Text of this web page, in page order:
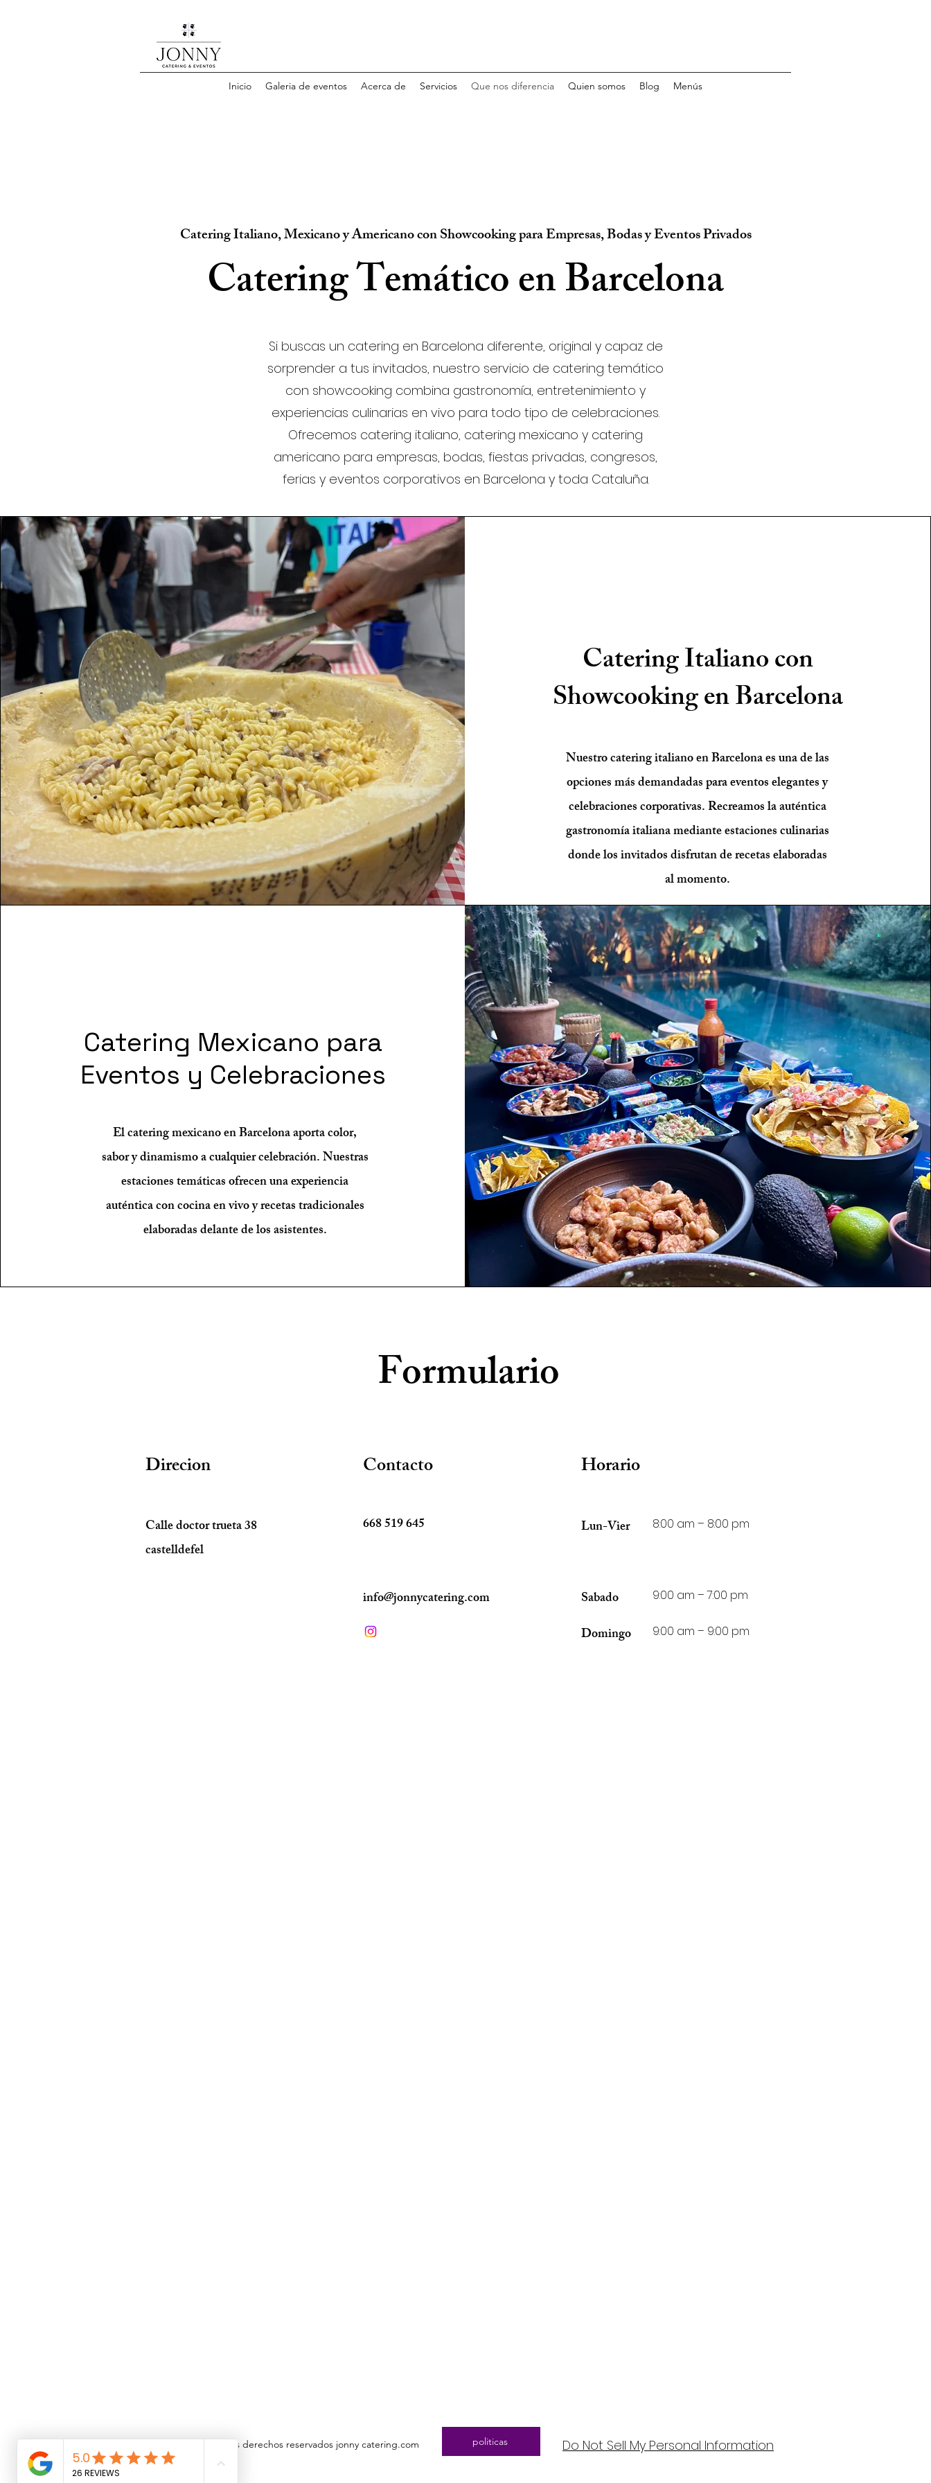
Inicio Galeria de eventos Acerca de Servicios Que nos diferencia Quien somos Blog Menús
Catering Italiano, Mexicano y Americano con Showcooking para Empresas, Bodas y Eventos Privados
Catering Temático en Barcelona
Si buscas un catering en Barcelona diferente, original y capaz de
sorprender a tus invitados, nuestro servicio de catering temático
con showcooking combina gastronomía, entretenimiento y
experiencias culinarias en vivo para todo tipo de celebraciones.
Ofrecemos catering italiano, catering mexicano y catering
americano para empresas, bodas, fiestas privadas, congresos,
ferias y eventos corporativos en Barcelona y toda Cataluña.
Catering Italiano con
Showcooking en Barcelona
Nuestro catering italiano en Barcelona es una de las
opciones más demandadas para eventos elegantes y
celebraciones corporativas. Recreamos la auténtica
gastronomía italiana mediante estaciones culinarias
donde los invitados disfrutan de recetas elaboradas
al momento.
Catering Mexicano para
Eventos y Celebraciones
El catering mexicano en Barcelona aporta color,
sabor y dinamismo a cualquier celebración. Nuestras
estaciones temáticas ofrecen una experiencia
auténtica con cocina en vivo y recetas tradicionales
elaboradas delante de los asistentes.
Formulario
Direcion
Calle doctor trueta 38
castelldefel
Contacto
668 519 645
info@jonnycatering.com
Horario
Lun-Vier 8:00 am – 8:00 pm
Sabado 9:00 am – 7:00 pm
Domingo 9:00 am – 9:00 pm
©2019 -2024 todos los derechos reservados jonny catering.com politicas Do Not Sell My Personal Information